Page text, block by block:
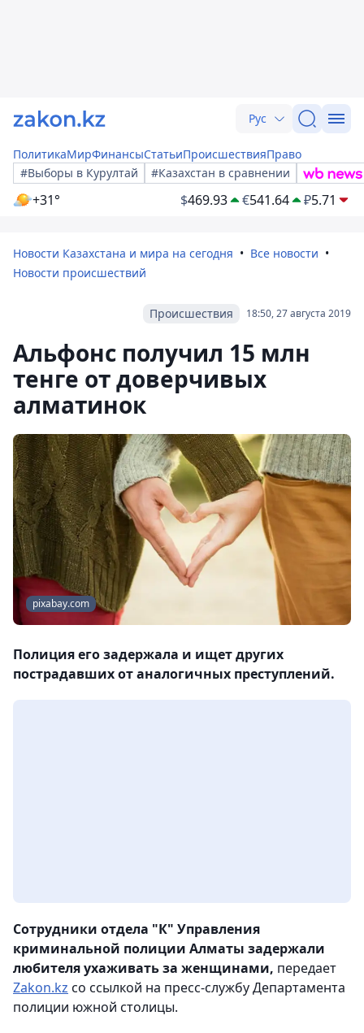
Рус
ПолитикаМирФинансыСтатьиПроисшествияПраво
#Выборы в Курултай
#Казахстан в сравнении
+31° $469.93 €541.64 ₽5.71
Новости Казахстана и мира на сегодня
Все новости
Новости происшествий
18:50, 27 августа 2019
Происшествия
Альфонс получил 15 млн
тенге от доверчивых
алматинок
pixabay.com
Полиция его задержала и ищет других
пострадавших от аналогичных преступлений.
Сотрудники отдела "К" Управления
криминальной полиции Алматы задержали
любителя ухаживать за женщинами, передает
Zakon.kz со ссылкой на пресс-службу Департамента
полиции южной столицы.